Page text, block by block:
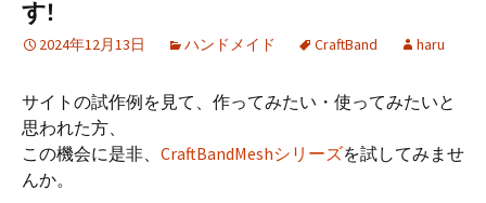
す!
2024年12月13日 ハンドメイド CraftBand haru
サイトの試作例を見て、作ってみたい・使ってみたいと
思われた方、
この機会に是非、 CraftBandMeshシリーズを試してみませ
んか。